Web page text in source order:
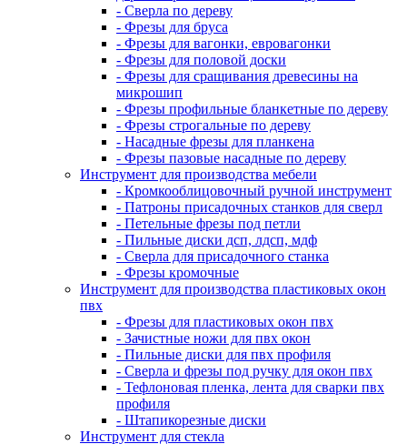
- Сверла по дереву
- Фрезы для бруса
- Фрезы для вагонки, евровагонки
- Фрезы для половой доски
- Фрезы для сращивания древесины на
микрошип
- Фрезы профильные бланкетные по дереву
- Фрезы строгальные по дереву
- Насадные фрезы для планкена
- Фрезы пазовые насадные по дереву
Инструмент для производства мебели
- Кромкооблицовочный ручной инструмент
- Патроны присадочных станков для сверл
- Петельные фрезы под петли
- Пильные диски дсп, лдсп, мдф
- Сверла для присадочного станка
- Фрезы кромочные
Инструмент для производства пластиковых окон
пвх
- Фрезы для пластиковых окон пвх
- Зачистные ножи для пвх окон
- Пильные диски для пвх профиля
- Сверла и фрезы под ручку для окон пвх
- Тефлоновая пленка, лента для сварки пвх
профиля
- Штапикорезные диски
Инструмент для стекла